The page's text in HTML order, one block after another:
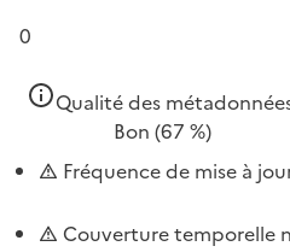
0
Qualité des
Bon (67 %)
Fréquence de mise à
Couverture temporelle